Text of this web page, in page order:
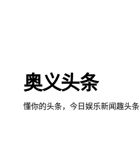
奥义头条
懂你的头条，今日娱乐新闻趣头条